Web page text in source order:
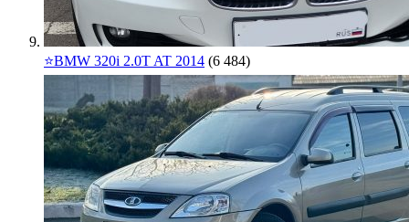
⭐️BMW 320i 2.0T AT 2014 (6 484)